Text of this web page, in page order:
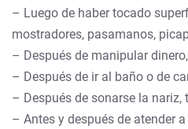
– Luego de haber tocado
mostradores, pasamanos,
– Después de manipular
– Después de ir al baño o de
– Después de sonarse la nariz,
– Antes y después de atender